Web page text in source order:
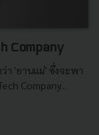
Company
ว่า 'ยานแม่' ซึ่งจะพา
Company...